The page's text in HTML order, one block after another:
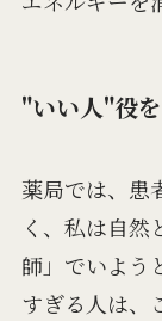
"いい人"役
薬局では、患
く、私は自
師」でいよう
すぎる人は、